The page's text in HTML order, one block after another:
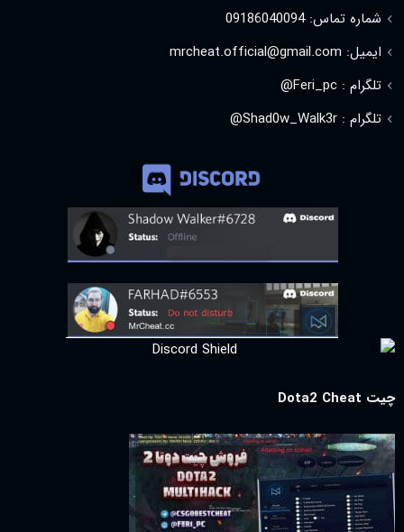
شماره تماس: 09186040094
ایمیل: mrcheat.official@gmail.com
تلگرام : Feri_pc@
تلگرام : Shad0w_Walk3r@
چیت Dota2 Cheat